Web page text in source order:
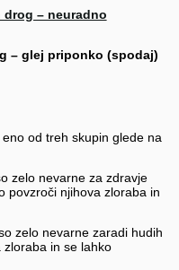
– neuradno
– glej priponko (spodaj)
od treh skupin glede na
zelo nevarne za zdravje
povzroči njihova zloraba in
zelo nevarne zaradi hudih
zloraba in se lahko